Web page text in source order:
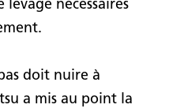
nécessaires
doit nuire à
a mis au point la